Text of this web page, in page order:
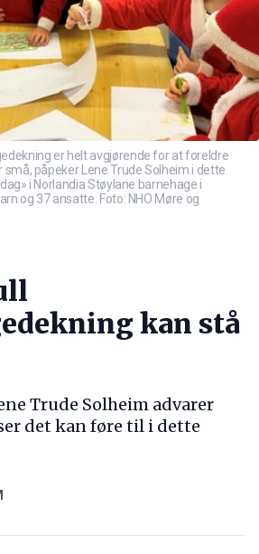
er helt avgjørende for at foreldre
små, påpeker Lene Trude Solheim i dette
i Norlandia Støylane barnehage i
og 37 ansatte. Foto: NHO Møre og
kan stå
Trude Solheim advarer
det kan føre til i dette